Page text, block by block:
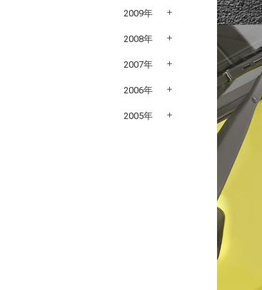
2009年
2008年
2007年
2006年
2005年